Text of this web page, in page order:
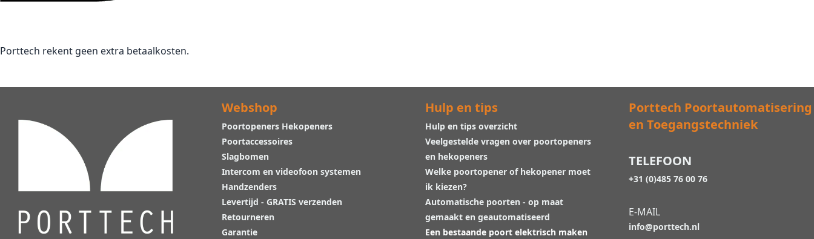
Porttech rekent geen extra betaalkosten.
Webshop
Poortopeners Hekopeners
Poortaccessoires
Slagbomen
Intercom en videofoon systemen
Handzenders
Levertijd - GRATIS verzenden
Retourneren
Garantie
Hulp en tips
Hulp en tips overzicht
Veelgestelde vragen over poortopeners
en hekopeners
Welke poortopener of hekopener moet
ik kiezen?
Automatische poorten - op maat
gemaakt en geautomatiseerd
Een bestaande poort elektrisch maken
Porttech Poortautomatisering
en Toegangstechniek
TELEFOON
+31 (0)485 76 00 76
E-MAIL
info@porttech.nl